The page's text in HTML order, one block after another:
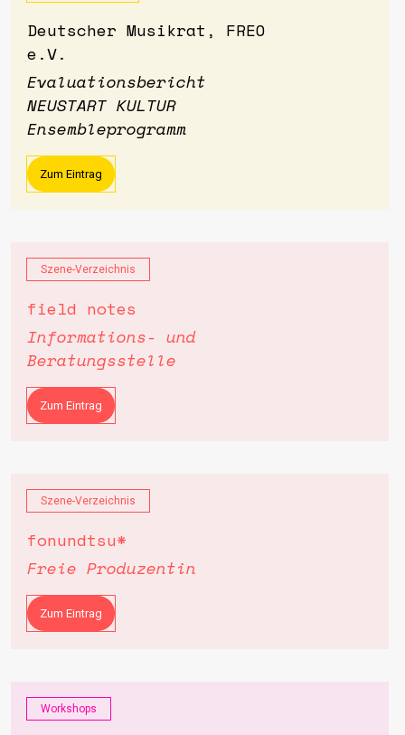
Deutscher Musikrat, FREO
e.V.
Evaluationsbericht
NEUSTART KULTUR
Ensembleprogramm
Zum Eintrag
Szene-Verzeichnis
field notes
Informations- und
Beratungsstelle
Zum Eintrag
Szene-Verzeichnis
fonundtsu*
Freie Produzentin
Zum Eintrag
Workshops